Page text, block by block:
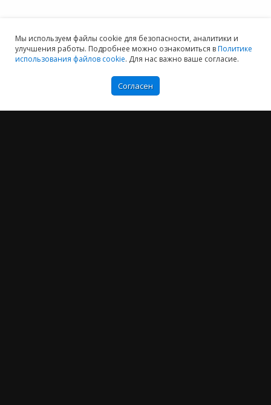
Мы используем файлы cookie для безопасности, аналитики и
улучшения работы. Подробнее можно ознакомиться вПолитике
использования файлов cookie. Для нас важно ваше согласие.
Согласен